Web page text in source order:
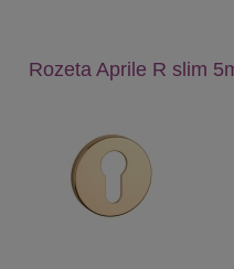
Rozeta Aprile R slim